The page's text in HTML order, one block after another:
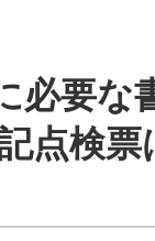
必要な
点検